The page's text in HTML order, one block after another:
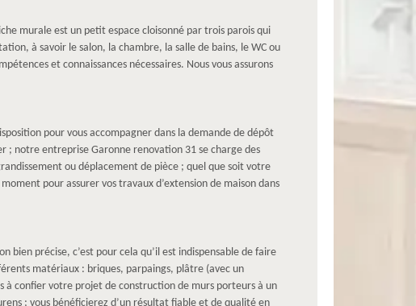
murale est un petit espace cloisonné par trois parois qui
à savoir le salon, la chambre, la salle de bains, le WC ou
et connaissances nécessaires. Nous vous assurons
pour vous accompagner dans la demande de dépôt
; notre entreprise Garonne renovation 31 se charge des
ou déplacement de pièce ; quel que soit votre
pour assurer vos travaux d’extension de maison dans
précise, c’est pour cela qu’il est indispensable de faire
matériaux : briques, parpaings, plâtre (avec un
à confier votre projet de construction de murs porteurs à un
; vous bénéficierez d’un résultat fiable et de qualité en